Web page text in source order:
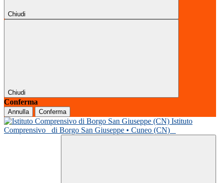
Chiudi
Chiudi
Conferma
Annulla Conferma
Istituto
Comprensivo
di Borgo San Giuseppe • Cuneo (CN)